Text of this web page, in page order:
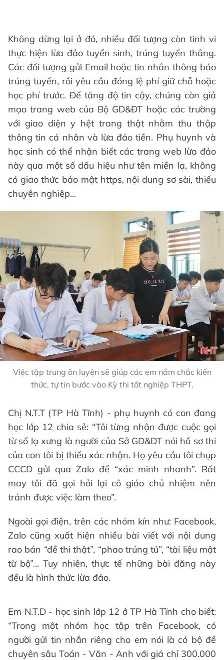
Không dừng lại ở đó, nhiều đối tượng còn tinh vi
thực hiện lừa đảo tuyển sinh, trúng tuyển thẳng.
Các đối tượng gửi Email hoặc tin nhắn thông báo
trúng tuyển, rồi yêu cầu đóng lệ phí giữ chỗ hoặc
học phí trước. Để tăng độ tin cậy, chúng còn giả
mạo trang web của Bộ GD&ĐT hoặc các trường
với giao diện y hệt trang thật nhằm thu thập
thông tin cá nhân và lừa đảo tiền. Phụ huynh và
học sinh có thể nhận biết các trang web lừa đảo
này qua một số dấu hiệu như tên miền lạ, không
có giao thức bảo mật https, nội dung sơ sài, thiếu
chuyên nghiệp...
Việc tập trung ôn luyện sẽ giúp các em nắm chắc kiến
thức, tự tin bước vào Kỳ thi tốt nghiệp THPT.
Chị N.T.T (TP Hà Tĩnh) - phụ huynh có con đang
học lớp 12 chia sẻ: “Tôi từng nhận được cuộc gọi
từ số lạ xưng là người của Sở GD&ĐT nói hồ sơ thi
của con tôi bị thiếu xác nhận. Họ yêu cầu tôi chụp
CCCD gửi qua Zalo để “xác minh nhanh”. Rất
may tôi đã gọi hỏi lại cô giáo chủ nhiệm nên
tránh được việc làm theo”.
Ngoài gọi điện, trên các nhóm kín như: Facebook,
Zalo cũng xuất hiện nhiều bài viết với nội dung
rao bán “đề thi thật”, “phao trúng tủ”, “tài liệu mật
từ bộ”… Tuy nhiên, thực tế những bài đăng này
đều là hình thức lừa đảo.
Em N.T.D - học sinh lớp 12 ở TP Hà Tĩnh cho biết:
“Trong một nhóm học tập trên Facebook, có
người gửi tin nhắn riêng cho em nói là có bộ đề
chuyên sâu Toán - Văn - Anh với giá chỉ 300.000